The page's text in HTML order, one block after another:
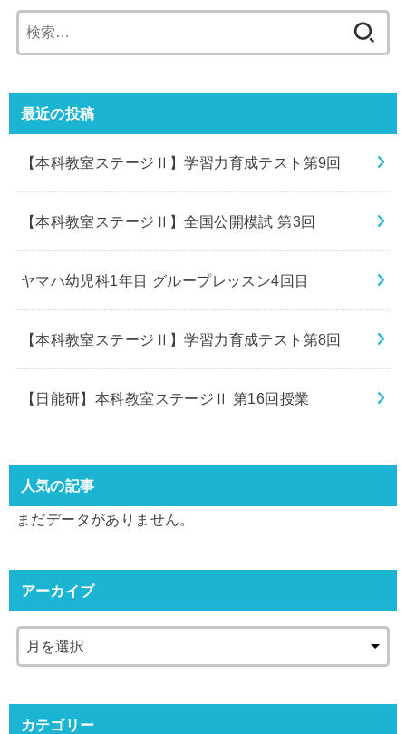
索:
最近の投稿
【本科教室ステージⅡ】学習力育成テスト第9回
【本科教室ステージⅡ】全国公開模試 第3回
ヤマハ幼児科1年目 グループレッスン4回目
【本科教室ステージⅡ】学習力育成テスト第8回
【日能研】本科教室ステージⅡ 第16回授業
人気の記事
まだデータがありません。
アーカイブ
カテゴリー